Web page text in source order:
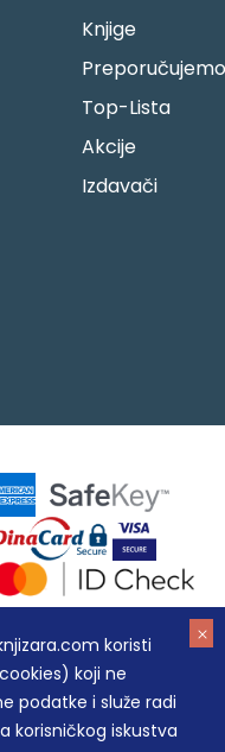
koristi
koji ne
podatke i služe radi
korisničkog iskustva
Knjige
Preporučujemo
Top-Lista
Akcije
Izdavači
DOO BEOGRAD
MB: 20337524